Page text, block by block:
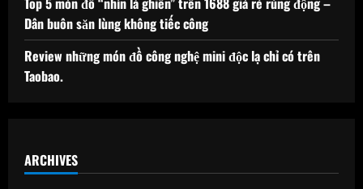
Dân buôn săn lùng không tiếc công
Review những món đồ công nghệ mini độc lạ chỉ có trên
Taobao.
ARCHIVES